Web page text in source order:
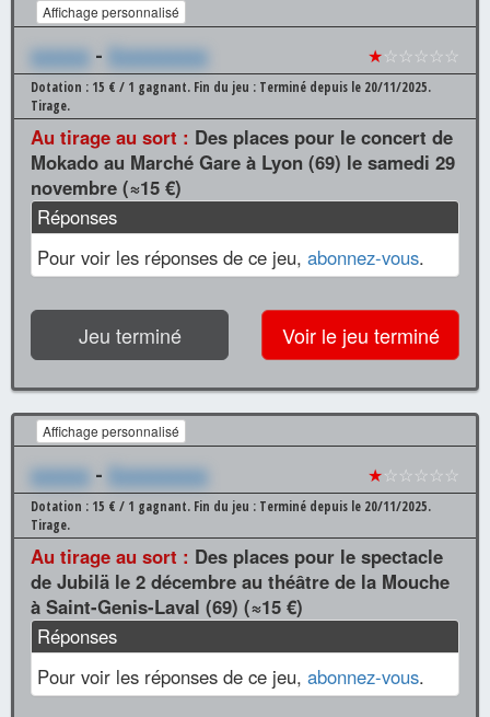
Affichage personnalisé
xxxxxx - Xxxxxxxxxx ★☆☆☆☆☆
Dotation : 15 € / 1 gagnant. Fin du jeu : Terminé depuis le 20/11/2025.
Tirage.
Au tirage au sort : Des places pour le concert de
Mokado au Marché Gare à Lyon (69) le samedi 29
novembre (≈15 €)
Réponses
Pour voir les réponses de ce jeu, abonnez-vous.
Jeu terminé Voir le jeu terminé
Affichage personnalisé
xxxxxx - Xxxxxxxxxx ★☆☆☆☆☆
Dotation : 15 € / 1 gagnant. Fin du jeu : Terminé depuis le 20/11/2025.
Tirage.
Au tirage au sort : Des places pour le spectacle
de Jubilä le 2 décembre au théâtre de la Mouche
à Saint-Genis-Laval (69) (≈15 €)
Réponses
Pour voir les réponses de ce jeu, abonnez-vous.